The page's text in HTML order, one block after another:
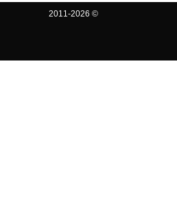
2011-2026 ©